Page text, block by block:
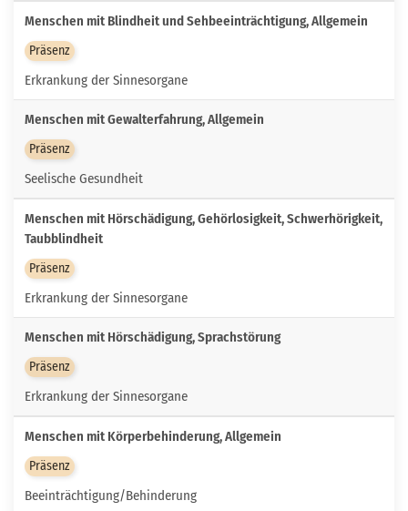
Menschen mit Blindheit und Sehbeeinträchtigung, Allgemein
Präsenz
Erkrankung der Sinnesorgane
Menschen mit Gewalterfahrung, Allgemein
Präsenz
Seelische Gesundheit
Menschen mit Hörschädigung, Gehörlosigkeit, Schwerhörigkeit,
Taubblindheit
Präsenz
Erkrankung der Sinnesorgane
Menschen mit Hörschädigung, Sprachstörung
Präsenz
Erkrankung der Sinnesorgane
Menschen mit Körperbehinderung, Allgemein
Präsenz
Beeinträchtigung/Behinderung